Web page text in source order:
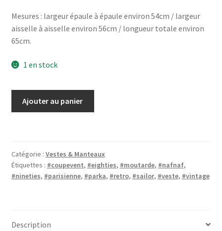
Mesures : largeur épaule à épaule environ 54cm / largeur
aisselle à aisselle environ 56cm / longueur totale environ
65cm.
1 en stock
moutarde
Nafnaf
Ajouter au panier
Catégorie : Vestes & Manteaux
Étiquettes : #coupevent, #eighties, #moutarde, #nafnaf,
#nineties, #parisienne, #parka, #retro, #sailor, #veste, #vintage
Description